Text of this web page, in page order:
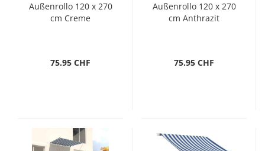
Außenrollo 120 x 270
cm Creme
75.95 CHF
Außenrollo 120 x 270
cm Anthrazit
75.95 CHF